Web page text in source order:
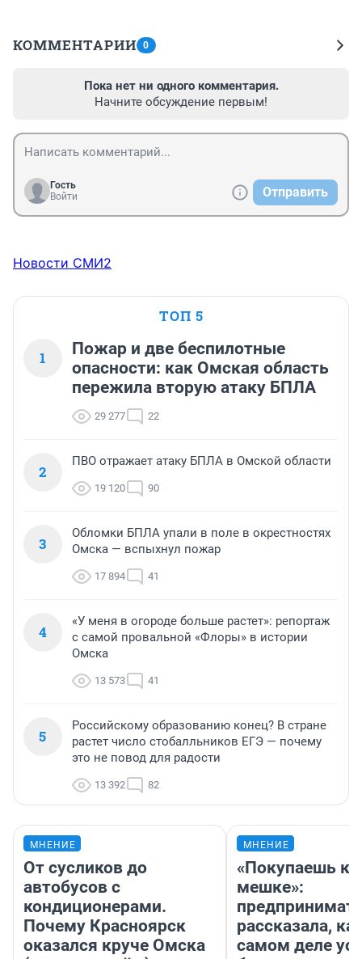
КОММЕНТАРИИ 0
Пока нет ни одного комментария.
Начните обсуждение первым!
Гость
Войти
Отправить
Новости СМИ2
ТОП 5
1
Пожар и две беспилотные
опасности: как Омская область
пережила вторую атаку БПЛА
29 277 22
2
ПВО отражает атаку БПЛА в Омской области
19 120 90
3
Обломки БПЛА упали в поле в окрестностях
Омска — вспыхнул пожар
17 894 41
4
«У меня в огороде больше растет»: репортаж
с самой провальной «Флоры» в истории
Омска
13 573 41
5
Российскому образованию конец? В стране
растет число стобалльников ЕГЭ — почему
это не повод для радости
13 392 82
МНЕНИЕ
От сусликов до
автобусов с
кондиционерами.
Почему Красноярск
оказался круче Омска
МНЕНИЕ
«Покупаешь
мешке»:
рассказала,
самом деле